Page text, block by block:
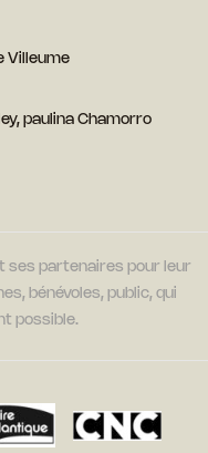
Villeume
paulina Chamorro
ses partenaires pour leur
bénévoles, public, qui
possible.